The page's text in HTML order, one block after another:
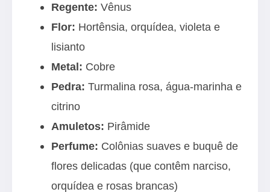
Regente: Vênus
Flor: Hortênsia, orquídea, violeta e
lisianto
Metal: Cobre
Pedra: Turmalina rosa, água-marinha e
citrino
Amuletos: Pirâmide
Perfume: Colônias suaves e buquê de
flores delicadas (que contêm narciso,
orquídea e rosas brancas)